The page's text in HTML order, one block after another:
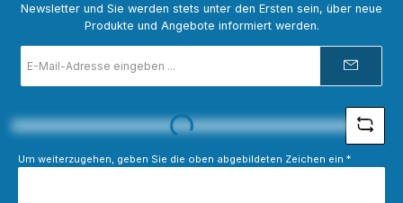
Newsletter und Sie werden stets unter den Ersten sein, über neue
Produkte und Angebote informiert werden.
Mail-
Adresse
Loading...
Um weiterzugehen, geben Sie die oben abgebildeten Zeichen ein *